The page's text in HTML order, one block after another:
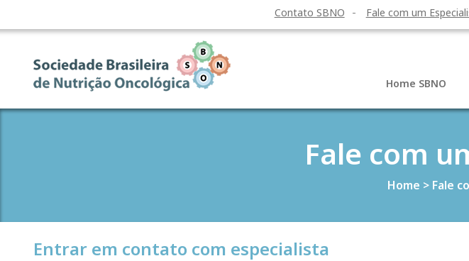
Contato SBNO Fale com um
Home SBNO
Fale com
Home > Fale
Entrar em contato com especialista